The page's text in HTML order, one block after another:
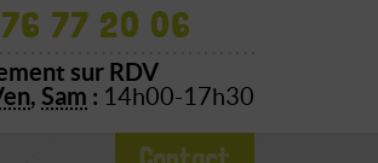
77 20 06
sur RDV
, Sam : 14h00-17h30